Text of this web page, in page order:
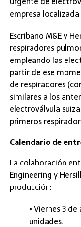
empresa localizada
Escribano M&E y
respiradores
empleando las
partir de ese
de respiradores
similares a los
electroválvula
primeros
Calendario de
La colaboración
Engineering y
producción:
• Viernes 3
unidades.